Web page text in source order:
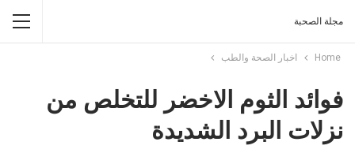
مجلة الصحبة
Home اخبار الصحة والطب
فوائد الثوم الاخضر للتخلص من
نزلات البرد الشديدة